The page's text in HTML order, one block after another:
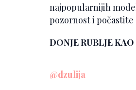
najpopularnijih
pozornost i počastite
DONJE RUBLJE
@dzulija